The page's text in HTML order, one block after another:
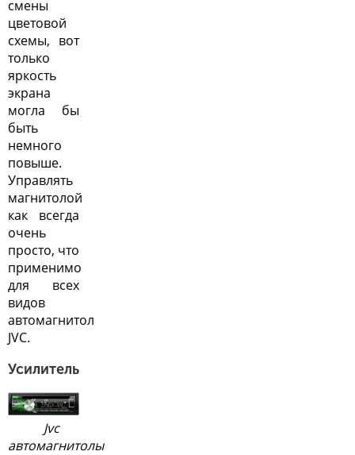
смены
цветовой
схемы, вот
только
яркость
экрана
могла бы
быть
немного
повыше.
Управлять
магнитолой
как всегда
очень
просто, что
применимо
для всех
видов
автомагнитол
JVC.
Усилитель
Jvc
автомагнитолы